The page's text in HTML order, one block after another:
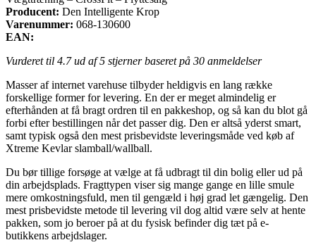
Producent: Den Intelligente Krop
Varenummer: 068-130600
EAN:
Vurderet til 4.7ud af 5 stjerner baseret på 30 anmeldelser
Masser af internet varehuse tilbyder heldigvis en lang række
forskellige former for levering. En der er meget almindelig er
efterhånden at få bragt ordren til en pakkeshop, og så kan du blot gå
forbi efter bestillingen når det passer dig. Den er altså yderst smart,
samt typisk også den mest prisbevidste leveringsmåde ved køb af
Xtreme Kevlar slamball/wallball.
Du bør tillige forsøge at vælge at få udbragt til din bolig eller ud på
din arbejdsplads. Fragttypen viser sig mange gange en lille smule
mere omkostningsfuld, men til gengæld i høj grad let gængelig. Den
mest prisbevidste metode til levering vil dog altid være selv at hente
pakken, som jo beroer på at du fysisk befinder dig tæt på e-
butikkens arbejdslager.